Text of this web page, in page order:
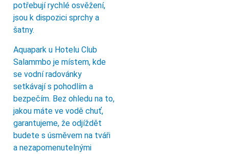
potřebují rychlé osvěžení,
jsou k dispozici sprchy a
šatny.
Aquapark u Hotelu Club
Salammbo je místem, kde
se vodní radovánky
setkávají s pohodlím a
bezpečím. Bez ohledu na to,
jakou máte ve vodě chuť,
garantujeme, že odjíždět
budete s úsměvem na tváři
a nezapomenutelnými